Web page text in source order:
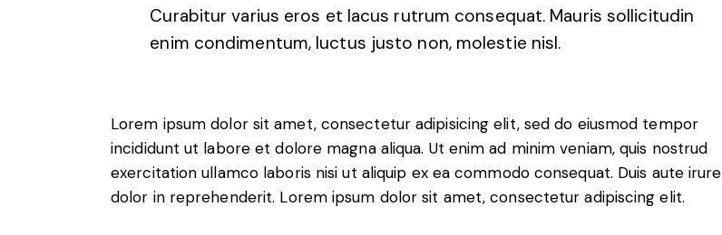
Curabitur varius eros et lacus rutrum consequat. Mauris sollicitudin
enim condimentum, luctus justo non, molestie nisl.
Lorem ipsum dolor sit amet, consectetur adipisicing elit, sed do eiusmod tempor
incididunt ut labore et dolore magna aliqua. Ut enim ad minim veniam, quis nostrud
exercitation ullamco laboris nisi ut aliquip ex ea commodo consequat. Duis aute irure
dolor in reprehenderit. Lorem ipsum dolor sit amet, consectetur adipiscing elit.